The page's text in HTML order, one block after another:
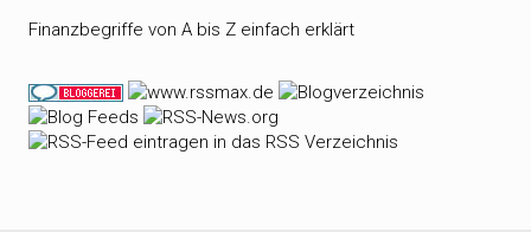
Finanzbegriffe von A bis Z einfach erklärt